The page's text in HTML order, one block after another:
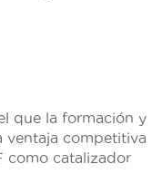
que la formación y
ventaja competitiva
como catalizador